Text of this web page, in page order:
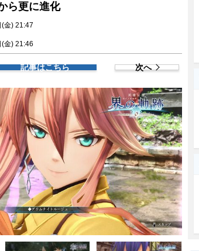
ら更に進化
金) 21:47
金) 21:46
記事はこちら 次へ